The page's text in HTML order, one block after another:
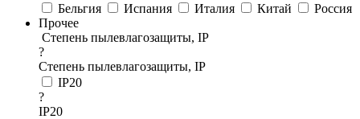
Бельгия
Испания Италия Китай
Россия
Прочее
Степень пылевлагозащиты, IP
?
Степень пылевлагозащиты, IP
IP20
?
IP20